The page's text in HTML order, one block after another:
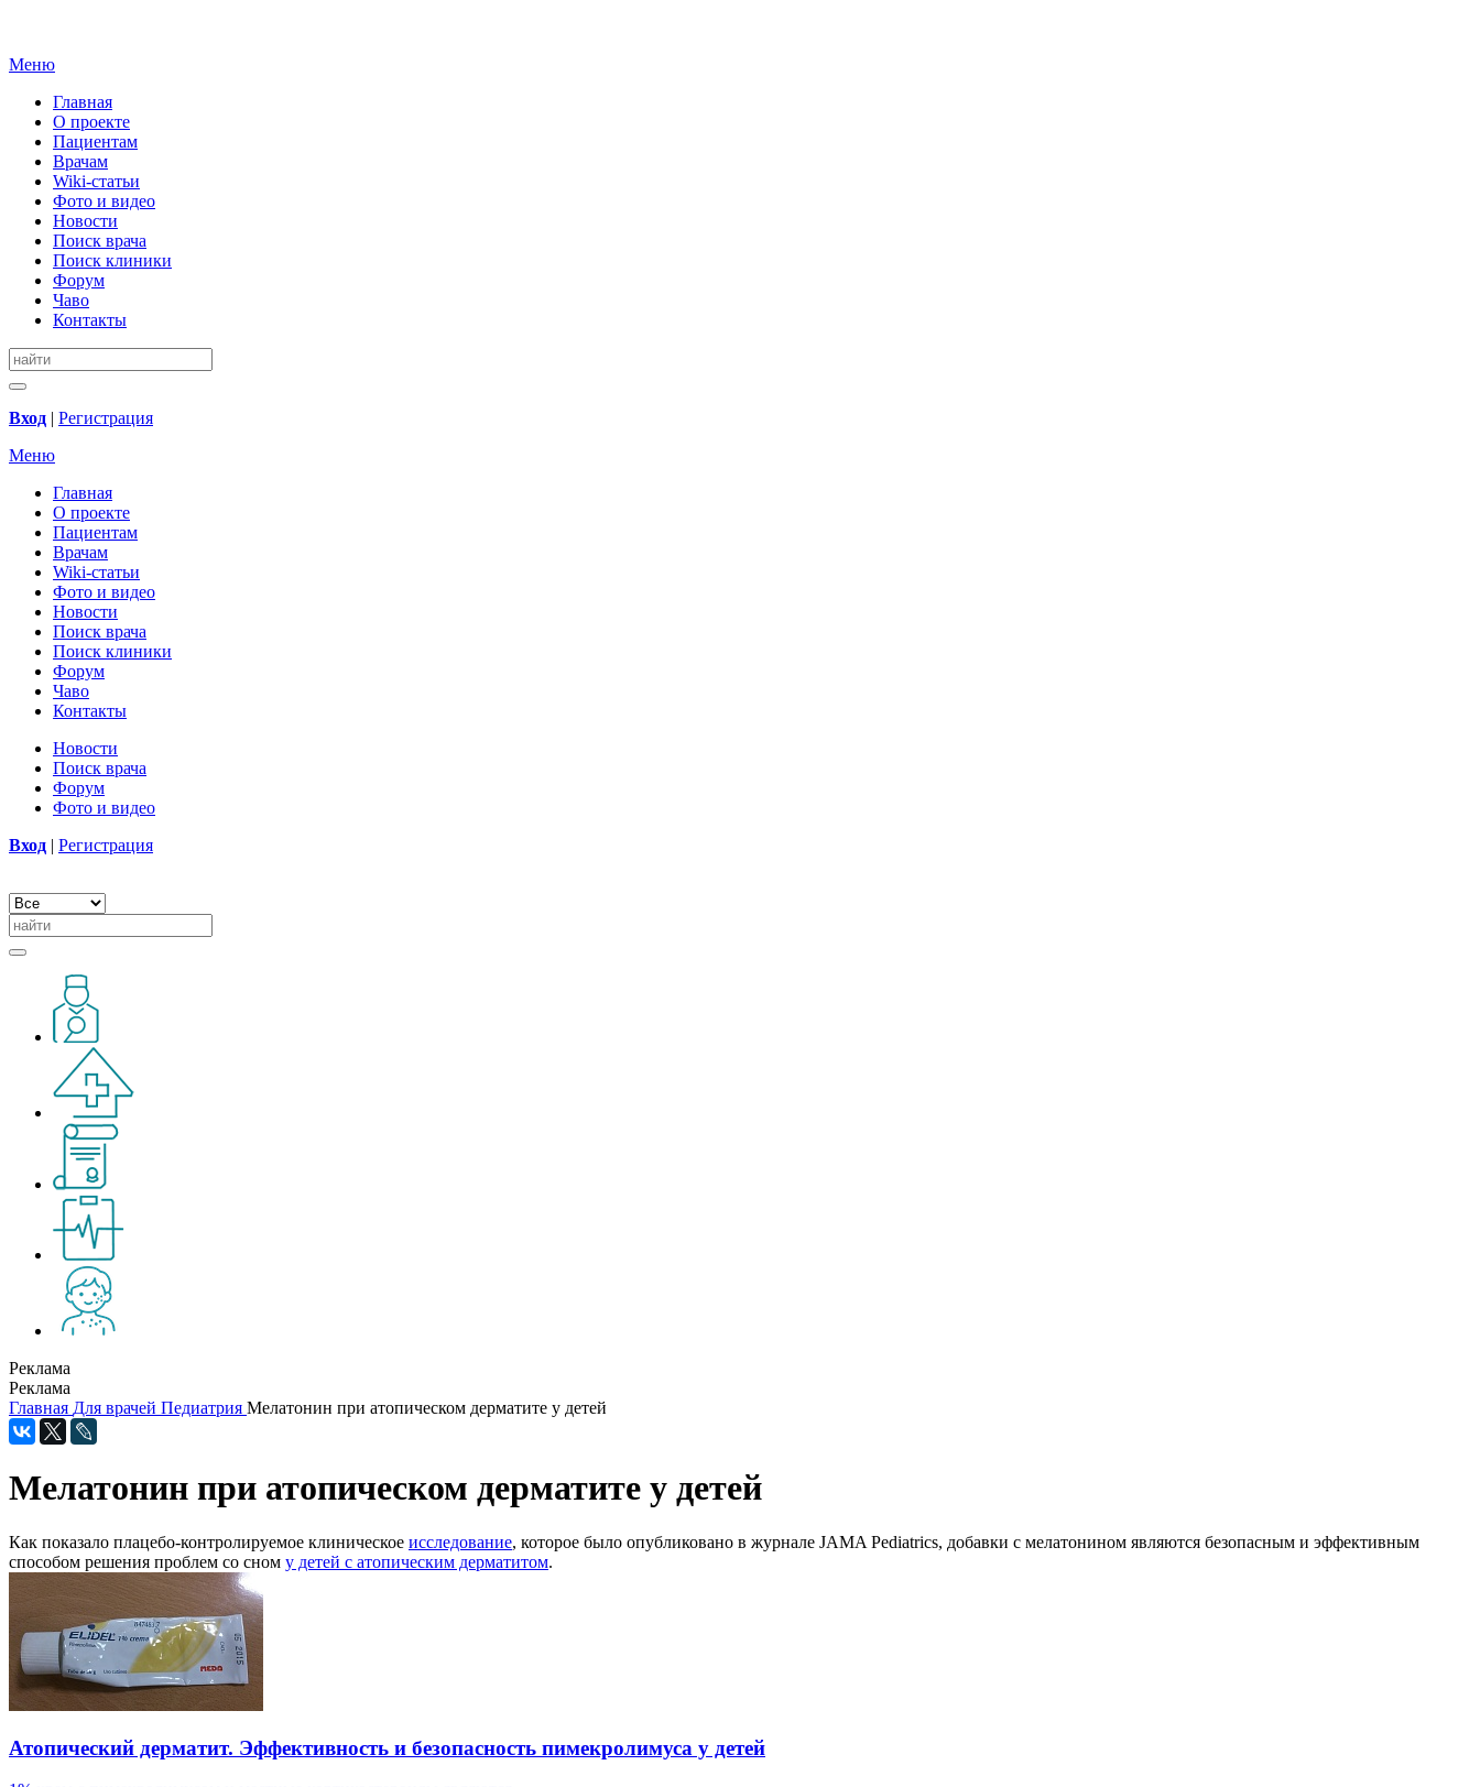
Меню
Главная
О проекте
Пациентам
Врачам
Wiki-статьи
Фото и видео
Новости
Поиск врача
Поиск клиники
Форум
Чаво
Контакты
Вход | Регистрация
Меню
Главная
О проекте
Пациентам
Врачам
Wiki-статьи
Фото и видео
Новости
Поиск врача
Поиск клиники
Форум
Чаво
Контакты
Новости
Поиск врача
Форум
Фото и видео
Вход | Регистрация
Реклама
Реклама
Главная Для врачей Педиатрия Мелатонин при атопическом дерматите у детей
Мелатонин при атопическом дерматите у детей
Как показало плацебо-контролируемое клиническое исследование, которое было опубликовано в журнале JAMA Pediatrics, добавки с мелатонином являются безопасным и эффективным
способом решения проблем со сном у детей с атопическим дерматитом.
Атопический дерматит. Эффективность и безопасность пимекролимуса у детей